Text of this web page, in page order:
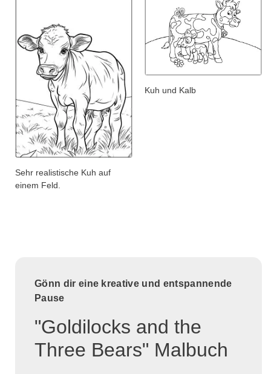
Sehr realistische Kuh auf
einem Feld.
Kuh und Kalb
Gönn dir eine kreative und entspannende
Pause
"Goldilocks and the
Three Bears" Malbuch